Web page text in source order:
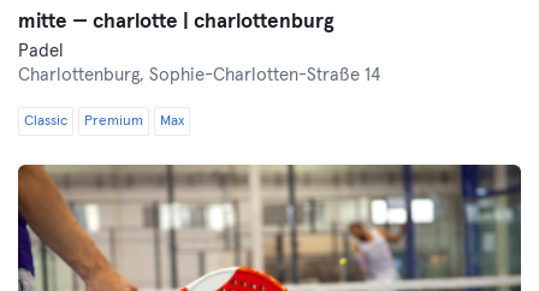
mitte — charlotte | charlottenburg
Padel
Charlottenburg, Sophie-Charlotten-Straße 14
Classic Premium Max